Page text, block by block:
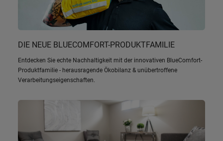
DIE NEUE BLUECOMFORT-PRODUKTFAMILIE
Entdecken Sie echte Nachhaltigkeit mit der innovativen BlueComfort-
Produktfamilie - herausragende Ökobilanz & unübertroffene
Verarbeitungseigenschaften.